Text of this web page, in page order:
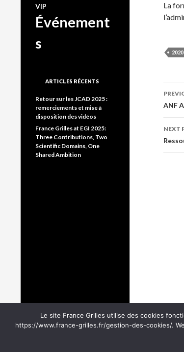
La
2020
ANF
NEXT
VIP
Événement
s
ARTICLES RÉCENTS
Retour sur les JCAD 2025 :
remerciements et mise à
disposition des vidéos
France Grilles at EGI 2025:
Three Contributions, Two
Scientific Domains, One
Shared Ambition
Le site France Grilles utilise des cookies
https://www.france-grilles.fr/gestion-des-cookies/.